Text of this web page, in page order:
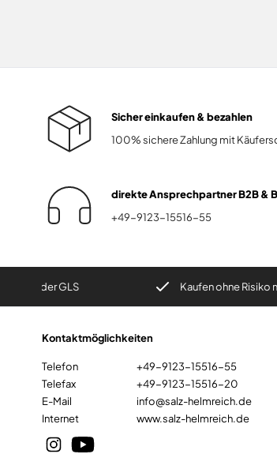
Sicher einkaufen & bezahlen
100% sichere Zahlung mit
direkte Ansprechpartner B2B &
+49-9123-15516-55
Kaufen ohne Risiko mit
Kontaktmöglichkeiten
Telefon
+49-9123-15516-55
Telefax
+49-9123-15516-20
E-Mail
info@salz-helmreich.de
Internet
www.salz-helmreich.de